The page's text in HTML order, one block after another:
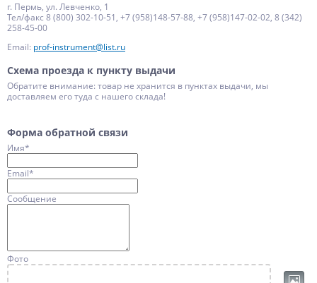
г. Пермь, ул. Левченко, 1
Тел/факс 8 (800) 302-10-51, +7 (958)148-57-88, +7 (958)147-02-02, 8 (342)
258-45-00
Email: prof-instrument@list.ru
Схема проезда к пункту выдачи
Обратите внимание: товар не хранится в пунктах выдачи, мы
доставляем его туда с нашего склада!
Форма обратной связи
Имя*
Email*
Сообщение
Фото